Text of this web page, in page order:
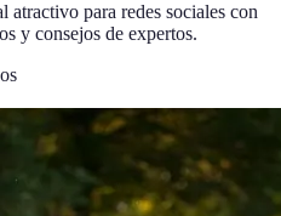
atractivo para redes sociales con
y consejos de expertos.